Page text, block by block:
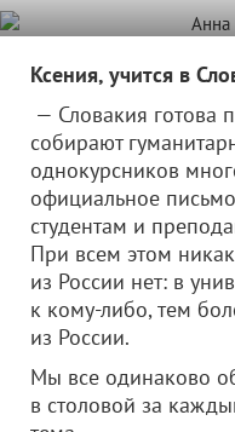
Ксения, учится в
— Словакия готова
собирают
однокурсников
официальное
студентам и
При всем этом
из России нет: в
к кому-либо, тем
из России.
Мы все одинаково
в столовой за